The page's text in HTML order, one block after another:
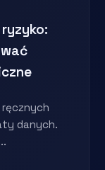
ręcznych
danych.